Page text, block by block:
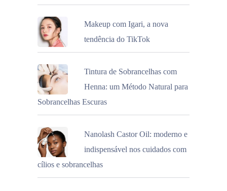
Makeup com Igari, a nova
tendência do TikTok
Tintura de Sobrancelhas com
Henna: um Método Natural para
Sobrancelhas Escuras
Nanolash Castor Oil: moderno e
indispensável nos cuidados com
cílios e sobrancelhas